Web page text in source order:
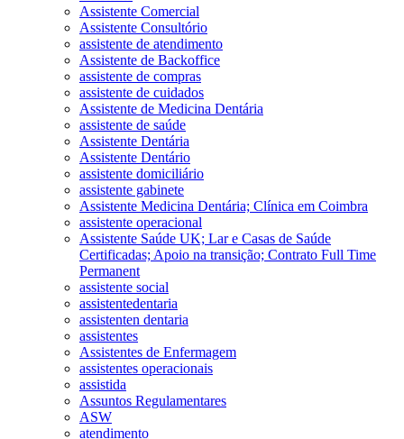
Assistente Comercial
Assistente Consultório
assistente de atendimento
Assistente de Backoffice
assistente de compras
assistente de cuidados
Assistente de Medicina Dentária
assistente de saúde
Assistente Dentária
Assistente Dentário
assistente domiciliário
assistente gabinete
Assistente Medicina Dentária; Clínica em Coimbra
assistente operacional
Assistente Saúde UK; Lar e Casas de Saúde
Certificadas; Apoio na transição; Contrato Full Time
Permanent
assistente social
assistentedentaria
assistenten dentaria
assistentes
Assistentes de Enfermagem
assistentes operacionais
assistida
Assuntos Regulamentares
ASW
atendimento